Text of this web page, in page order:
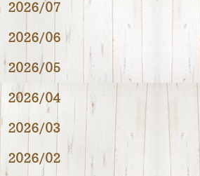
2026/07
2026/06
2026/05
2026/04
2026/03
2026/02